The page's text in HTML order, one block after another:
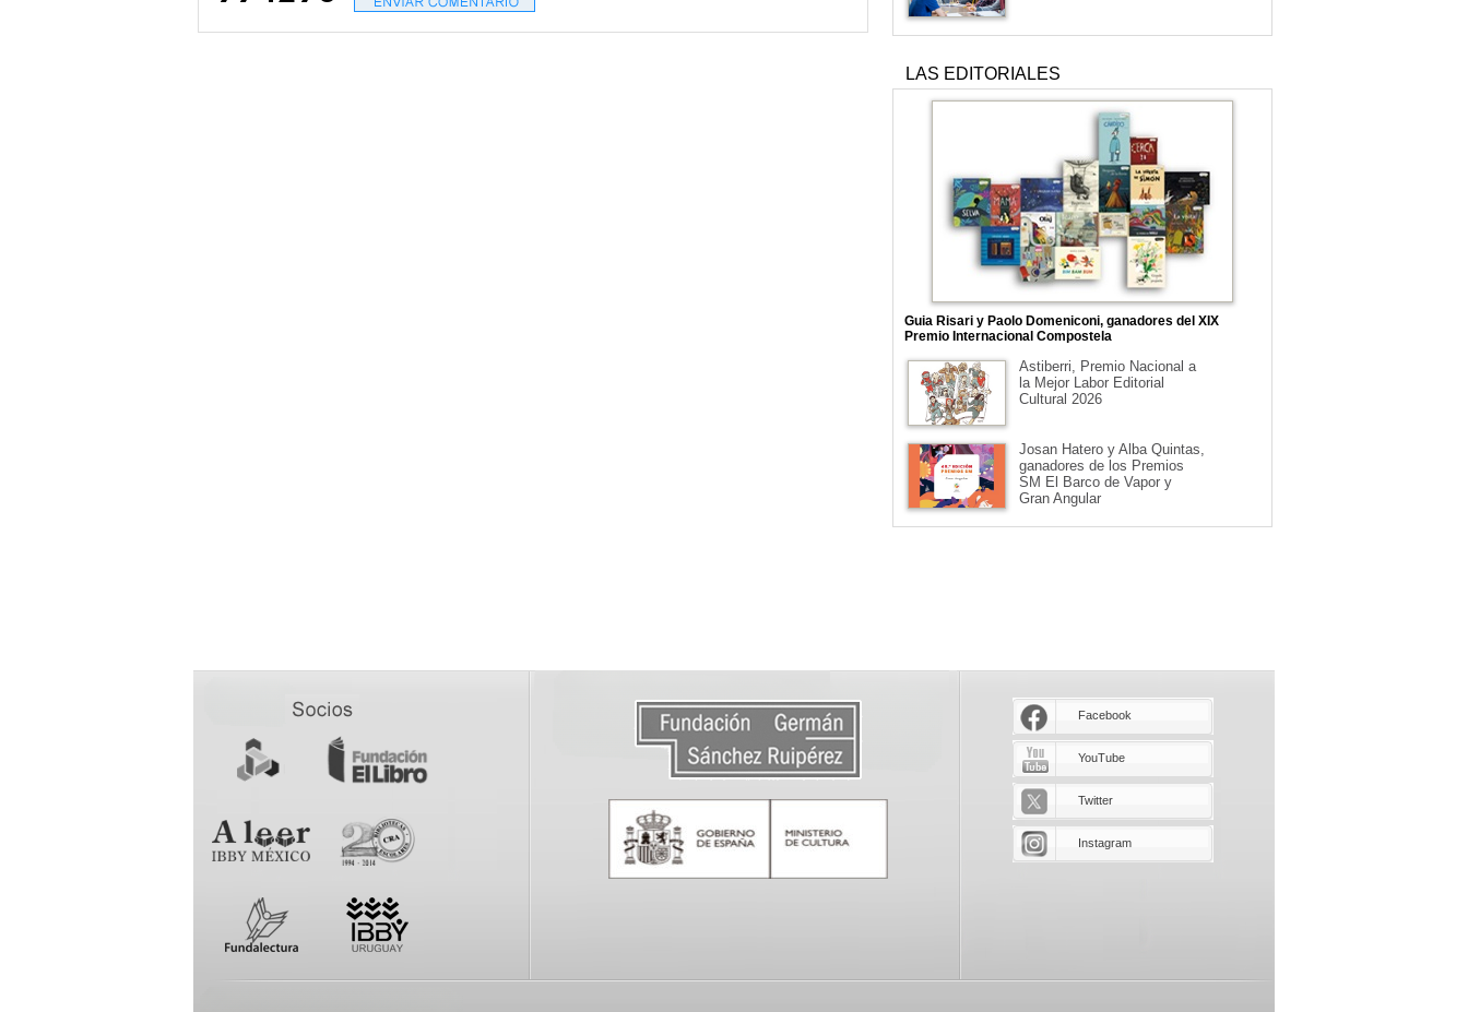
LAS EDITORIALES
Guia Risari y Paolo Domeniconi, ganadores del XIX
Premio Internacional Compostela
Astiberri, Premio Nacional a
la Mejor Labor Editorial
Cultural 2026
Josan Hatero y Alba Quintas,
ganadores de los Premios
SM El Barco de Vapor y
Gran Angular
Facebook
YouTube
Twitter
Instagram